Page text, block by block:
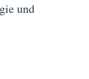
und